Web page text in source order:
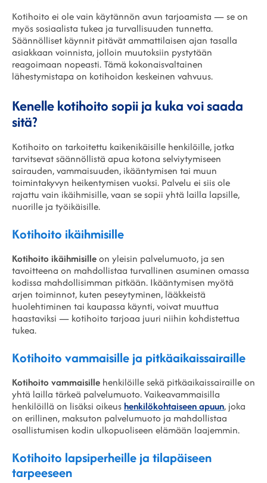
Kotihoito ei ole vain käytännön avun tarjoamista — se on
myös sosiaalista tukea ja turvallisuuden tunnetta.
Säännölliset käynnit pitävät ammattilaisen ajan tasalla
asiakkaan voinnista, jolloin muutoksiin pystytään
reagoimaan nopeasti. Tämä kokonaisvaltainen
lähestymistapa on kotihoidon keskeinen vahvuus.
Kenelle kotihoito sopii ja kuka voi saada
sitä?
Kotihoito on tarkoitettu kaikenikäisille henkilöille, jotka
tarvitsevat säännöllistä apua kotona selviytymiseen
sairauden, vammaisuuden, ikääntymisen tai muun
toimintakyvyn heikentymisen vuoksi. Palvelu ei siis ole
rajattu vain ikäihmisille, vaan se sopii yhtä lailla lapsille,
nuorille ja työikäisille.
Kotihoito ikäihmisille
Kotihoito ikäihmisilleon yleisin palvelumuoto, ja sen
tavoitteena on mahdollistaa turvallinen asuminen omassa
kodissa mahdollisimman pitkään. Ikääntymisen myötä
arjen toiminnot, kuten peseytyminen, lääkkeistä
huolehtiminen tai kaupassa käynti, voivat muuttua
haastaviksi — kotihoito tarjoaa juuri niihin kohdistettua
tukea.
Kotihoito vammaisille ja pitkäaikaissairaille
Kotihoito vammaisille henkilöille sekä pitkäaikaissairaille on
yhtä lailla tärkeä palvelumuoto. Vaikeavammaisilla
henkilöillä on lisäksi oikeushenkilökohtaiseen apuun, joka
on erillinen, maksuton palvelumuoto ja mahdollistaa
osallistumisen kodin ulkopuoliseen elämään laajemmin.
Kotihoito lapsiperheille ja tilapäiseen
tarpeeseen